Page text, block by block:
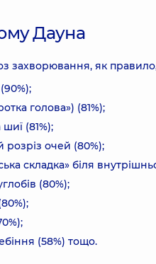
Дауна
захворювання, як
голова») (81%);
(81%);
розріз очей (80%);
складка» біля
(80%);
(58%) тощо.